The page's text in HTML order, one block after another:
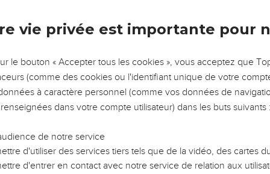
que vous soyez dans l'ignorance au sujet de ceux qui
les autres qui n'ont point d'espérance.
Jésus est mort et qu'il est ressuscité, croyons aussi que
nous ne devancerons pas ceux qui sont morts.
à un signal donné, à la voix d'un archange, et au son de la
morts en Christ ressusciteront premièrement.
vie privée est importante pour
le bouton « Accepter tous les cookies », vous acceptez que
(comme des cookies ou l'identifiant unique de votre
à caractère personnel (comme vos données de
dans votre compte utilisateur) dans les buts suivants :
de notre service
d'utiliser des services tiers tels que de la vidéo, des cartes
d'entrer en contact avec notre service de relation aux